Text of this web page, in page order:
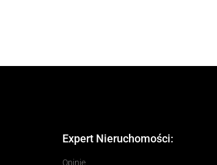
Expert Nieruchomości:
Opinie